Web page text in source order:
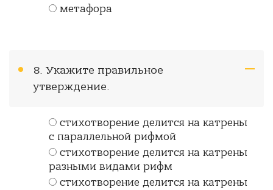
метафора
8. Укажите правильное
утверждение.
стихотворение делится на катрены
с параллельной рифмой
стихотворение делится на катрены
разными видами рифм
стихотворение делится на катрены